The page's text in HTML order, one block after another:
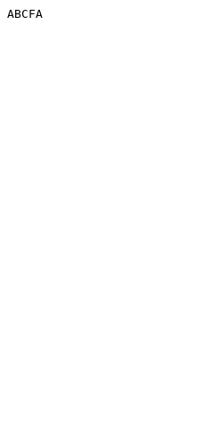
ABCFA